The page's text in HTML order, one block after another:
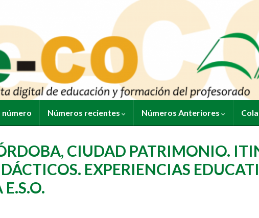
Números recientes Números Anteriores
CIUDAD PATRIMONIO.
EXPERIENCIAS
E.S.O.